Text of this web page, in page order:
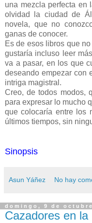
una mezcla perfecta en
olvidad la ciudad de
novela, que no
ganas de conocer.
Es de esos libros que
gustaría incluso leer
va a pasar, en los que
deseando empezar con
intriga magistral.
Creo, de todos modos,
para expresar lo mucho
que colocaría entre los
últimos tiempos, sin
Sinopsis
Asun Yáñez No hay
domingo, 9 de
Cazadores en